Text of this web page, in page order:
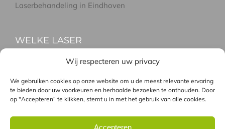
Wij respecteren uw privacy
We gebruiken cookies op onze website om u de meest relevante ervaring
te bieden door uw voorkeuren en herhaalde bezoeken te onthouden. Door
op "Accepteren" te klikken, stemt u in met het gebruik van alle cookies.
Accepteren
Laserbehandeling in Eindhoven
WELKE LASER
Laseren met de Alma-Q
Laseren met de GentleLase
Combinatie GentleLASE en Soprano pro
Verschil tussen laser en IPL